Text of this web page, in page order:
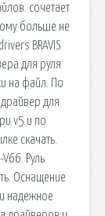
cочетает
больше не
BRAVIS
для руля
на файл. По
драйвер для
v5 и по
скачать.
Руль
Оснащение
надежное